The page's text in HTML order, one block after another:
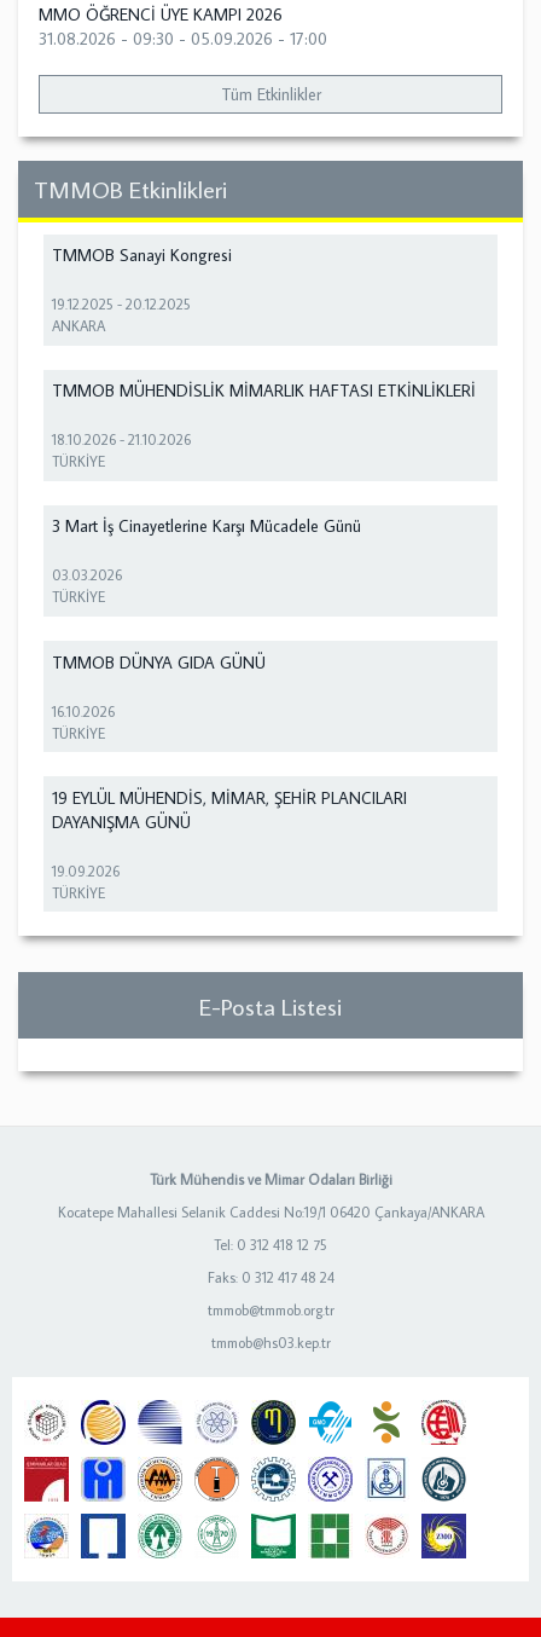
MMO ÖĞRENCİ ÜYE KAMPI 2026
31.08.2026 - 09:30 - 05.09.2026 - 17:00
Tüm Etkinlikler
TMMOB Etkinlikleri
TMMOB Sanayi Kongresi
19.12.2025 -20.12.2025
ANKARA
TMMOB MÜHENDİSLİK MİMARLIK HAFTASI ETKİNLİKLERİ
18.10.2026 -21.10.2026
TÜRKİYE
3 Mart İş Cinayetlerine Karşı Mücadele Günü
03.03.2026
TÜRKİYE
TMMOB DÜNYA GIDA GÜNÜ
16.10.2026
TÜRKİYE
19 EYLÜL MÜHENDİS, MİMAR, ŞEHİR PLANCILARI
DAYANIŞMA GÜNÜ
19.09.2026
TÜRKİYE
E-Posta Listesi
Türk Mühendis ve Mimar Odaları Birliği
Kocatepe Mahallesi Selanik Caddesi No:19/1 06420 Çankaya/ANKARA
Tel: 0 312 418 12 75
Faks: 0 312 417 48 24
tmmob@tmmob.org.tr
tmmob@hs03.kep.tr